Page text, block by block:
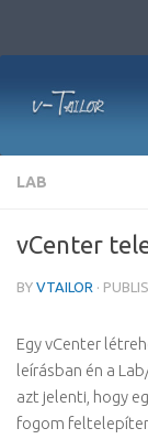
LAB
vCenter
BY VTAILOR ·
Egy vCenter
leírásban én a
azt jelenti, hogy
fogom